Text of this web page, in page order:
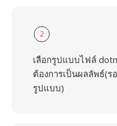
2
เลือกรูปแบบไฟล์
ต้องการเป็นผลลัพธ์(
รูปแบบ)